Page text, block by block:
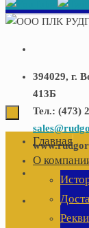
394029, г.
413Б
Тел.: (473)
Перейти
содержимому
Главная
О